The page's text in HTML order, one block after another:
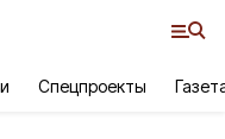
Спецпроекты